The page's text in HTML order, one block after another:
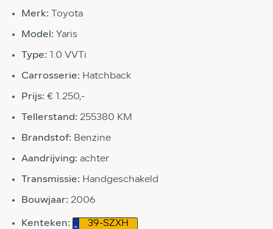
Merk: Toyota
Model: Yaris
Type: 1.0 VVTi
Carrosserie: Hatchback
Prijs: € 1.250,-
Tellerstand: 255380 KM
Brandstof: Benzine
Aandrijving: achter
Transmissie: Handgeschakeld
Bouwjaar: 2006
Kenteken: 39-SZXH